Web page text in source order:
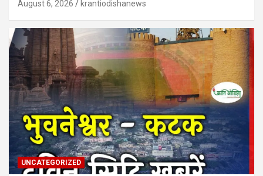
August 6, 2026 krantiodishanews
UNCATEGORIZED